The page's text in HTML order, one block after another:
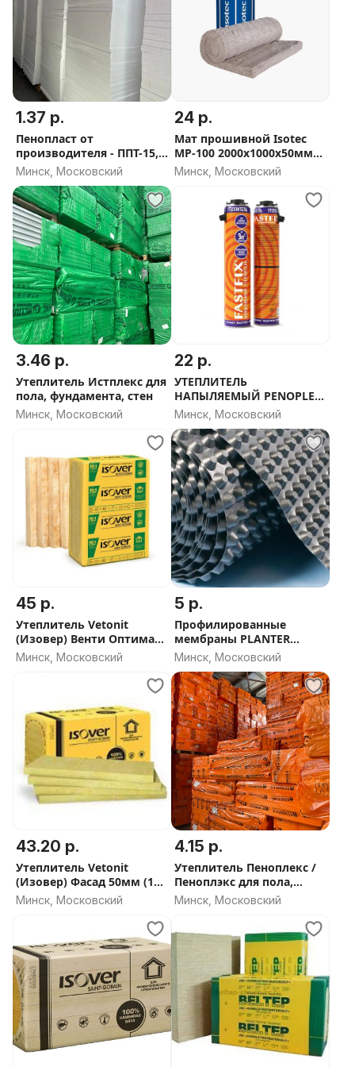
1.37 р.
Пенопласт от
производителя - ППТ-15,
ППТ-20, ППТ-25 и ППТ-35
Минск, Московский
24 р.
Мат прошивной Isotec
МР-100 2000х1000х50мм
GOST 21880-2022 (0,1м3 в
Минск, Московский
3.46 р.
Утеплитель Истплекс для
пола, фундамента, стен
Минск, Московский
22 р.
УТЕПЛИТЕЛЬ
НАПЫЛЯЕМЫЙ PENOPLEX
FASTFIX - СКИДКА ОТ
ОБЬЕМА
Минск, Московский
45 р.
Утеплитель Vetonit
(Изовер) Венти Оптимал
50мм и 100мм (80
плотность) - СКИДКА ОТ
Минск, Московский
5 р.
Профилированные
мембраны PLANTER
PLASTGUARD
Минск, Московский
43.20 р.
Утеплитель Vetonit
(Изовер) Фасад 50мм (135
плотность) - СКИДКА ОТ
ОБЬЕМА
Минск, Московский
4.15 р.
Утеплитель Пеноплекс /
Пеноплэкс для пола,
фундамента, стен -
СКИДКА ОТ ОБЬЕМА
Минск, Московский